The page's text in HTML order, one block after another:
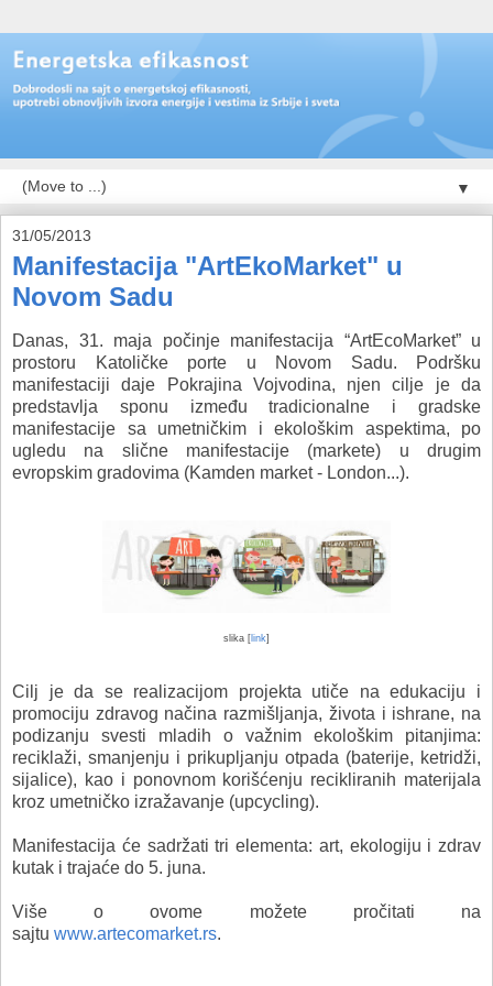
▼
31/05/2013
Manifestacija "ArtEkoMarket" u
Novom Sadu
Danas, 31. maja počinje manifestacija “ArtEcoMarket” u
prostoru Katoličke porte u Novom Sadu. Podršku
manifestaciji daje Pokrajina Vojvodina, njen cilje je da
predstavlja sponu između tradicionalne i gradske
manifestacije sa umetničkim i ekološkim aspektima, po
ugledu na slične manifestacije (markete) u drugim
evropskim gradovima (Kamden market - London...).
slika [ link]
Cilj je da se realizacijom projekta utiče na edukaciju i
promociju zdravog načina razmišljanja, života i ishrane, na
podizanju svesti mladih o važnim ekološkim pitanjima:
reciklaži, smanjenju i prikupljanju otpada (baterije, ketridži,
sijalice), kao i ponovnom korišćenju recikliranih materijala
kroz umetničko izražavanje (upcycling).
Manifestacija će sadržati tri elementa: art, ekologiju i zdrav
kutak i trajaće do 5. juna.
Više o ovome možete pročitati na
sajtu www.artecomarket.rs.